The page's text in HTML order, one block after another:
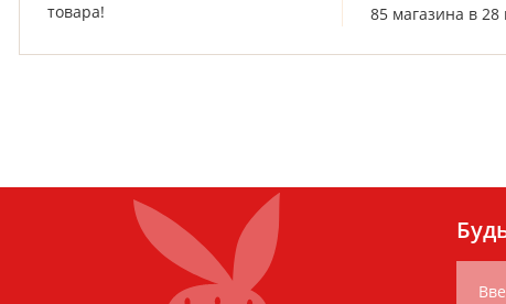
товара!
85 магазина в